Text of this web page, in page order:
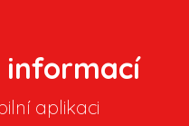
informací
aplikaci